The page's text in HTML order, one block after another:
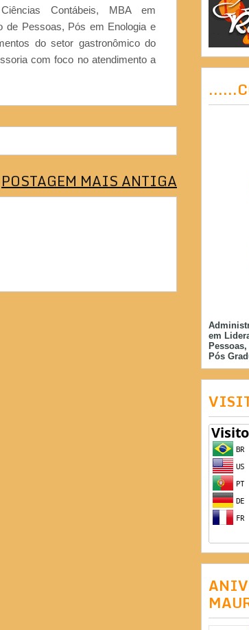
Contábeis, MBA em
de Pessoas, Pós em Enologia e
do setor gastronômico do
com foco no atendimento a
POSTAGEM MAIS ANTIGA
em
Pós